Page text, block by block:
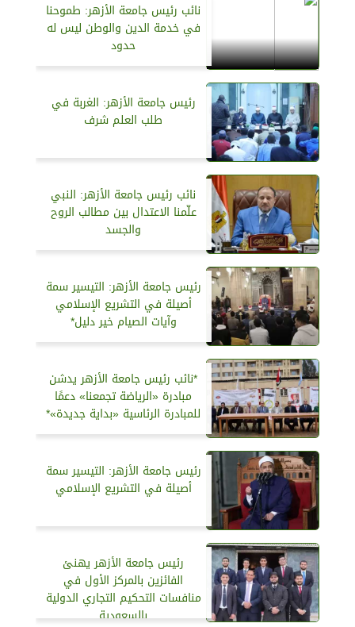
نائب رئيس جامعة الأزهر: طموحنا
في خدمة الدين والوطن ليس له
حدود
رئيس جامعة الأزهر: الغربة في
طلب العلم شرف
نائب رئيس جامعة الأزهر: النبي
علّمنا الاعتدال بين مطالب الروح
والجسد
رئيس جامعة الأزهر: التيسير سمة
أصيلة في التشريع الإسلامي
وآيات الصيام خير دليل*
*نائب رئيس جامعة الأزهر يدشن
مبادرة «الرياضة تجمعنا» دعمًا
للمبادرة الرئاسية «بداية جديدة»*
رئيس جامعة الأزهر: التيسير سمة
أصيلة في التشريع الإسلامي
رئيس جامعة الأزهر يهنئ
الفائزين بالمركز الأول في
منافسات التحكيم التجاري الدولية
بالسعودية